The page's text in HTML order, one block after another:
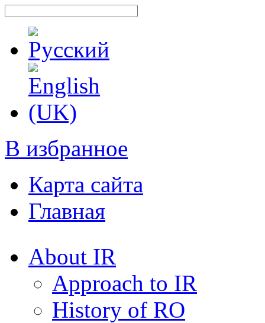
В избранное
Карта сайта
Главная
About IR
Approach to IR
History of RO